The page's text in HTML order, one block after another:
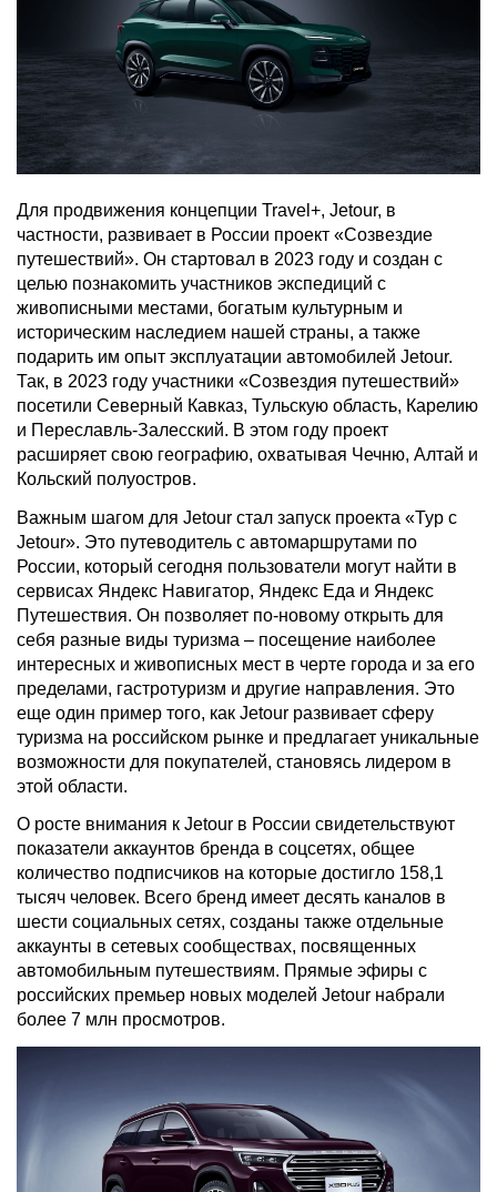
Для продвижения концепции Travel+, Jetour, в
частности, развивает в России проект «Созвездие
путешествий». Он стартовал в 2023 году и создан с
целью познакомить участников экспедиций с
живописными местами, богатым культурным и
историческим наследием нашей страны, а также
подарить им опыт эксплуатации автомобилей Jetour.
Так, в 2023 году участники «Созвездия путешествий»
посетили Северный Кавказ, Тульскую область, Карелию
и Переславль-Залесский. В этом году проект
расширяет свою географию, охватывая Чечню, Алтай и
Кольский полуостров.
Важным шагом для Jetour стал запуск проекта «Тур с
Jetour». Это путеводитель с автомаршрутами по
России, который сегодня пользователи могут найти в
сервисах Яндекс Навигатор, Яндекс Еда и Яндекс
Путешествия. Он позволяет по-новому открыть для
себя разные виды туризма – посещение наиболее
интересных и живописных мест в черте города и за его
пределами, гастротуризм и другие направления. Это
еще один пример того, как Jetour развивает сферу
туризма на российском рынке и предлагает уникальные
возможности для покупателей, становясь лидером в
этой области.
О росте внимания к Jetour в России свидетельствуют
показатели аккаунтов бренда в соцсетях, общее
количество подписчиков на которые достигло 158,1
тысяч человек. Всего бренд имеет десять каналов в
шести социальных сетях, созданы также отдельные
аккаунты в сетевых сообществах, посвященных
автомобильным путешествиям. Прямые эфиры с
российских премьер новых моделей Jetour набрали
более 7 млн просмотров.